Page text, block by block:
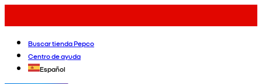
Buscar tienda Pepco
Centro de ayuda
Español